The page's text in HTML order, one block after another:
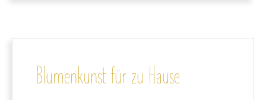
Blumenkunst für zu Hause